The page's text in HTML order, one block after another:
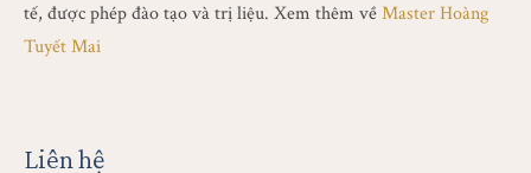
tế, được phép đào tạo và trị liệu. Xem thêm vềMaster Hoàng
Tuyết Mai
Liên hệ